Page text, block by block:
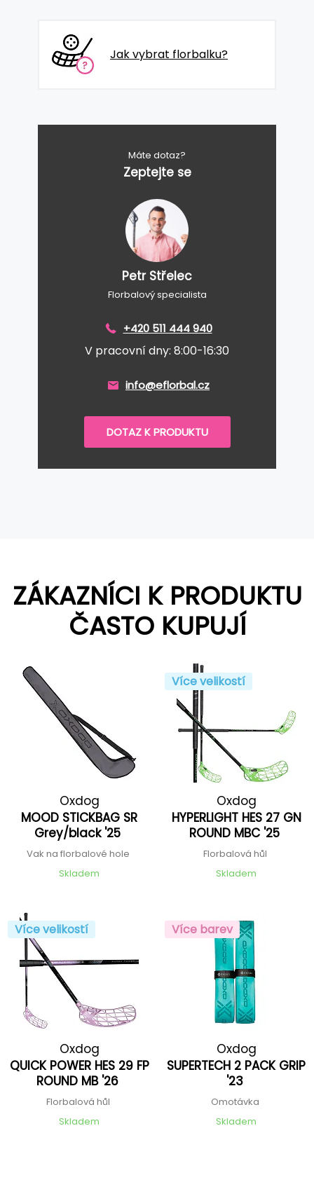
Jak vybrat florbalku?
Máte dotaz?
Zeptejte se
Petr Střelec
Florbalový specialista
+420 511 444 940
V pracovní dny: 8:00-16:30
info@eflorbal.cz
DOTAZ K PRODUKTU
ZÁKAZNÍCI K PRODUKTU
ČASTO KUPUJÍ
Oxdog
MOOD STICKBAG SR
Grey/black '25
Vak na florbalové hole
Skladem
Více velikostí
Oxdog
HYPERLIGHT HES 27 GN
ROUND MBC '25
Florbalová hůl
Skladem
Více velikostí
Oxdog
QUICK POWER HES 29 FP
ROUND MB '26
Florbalová hůl
Skladem
Více barev
Oxdog
SUPERTECH 2 PACK GRIP
'23
Omotávka
Skladem